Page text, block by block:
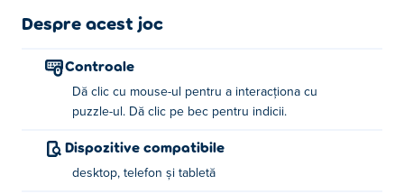
Despre acest joc
Controale
Dă clic cu mouse-ul pentru a interacționa cu
puzzle-ul. Dă clic pe bec pentru indicii.
Dispozitive compatibile
desktop, telefon și tabletă